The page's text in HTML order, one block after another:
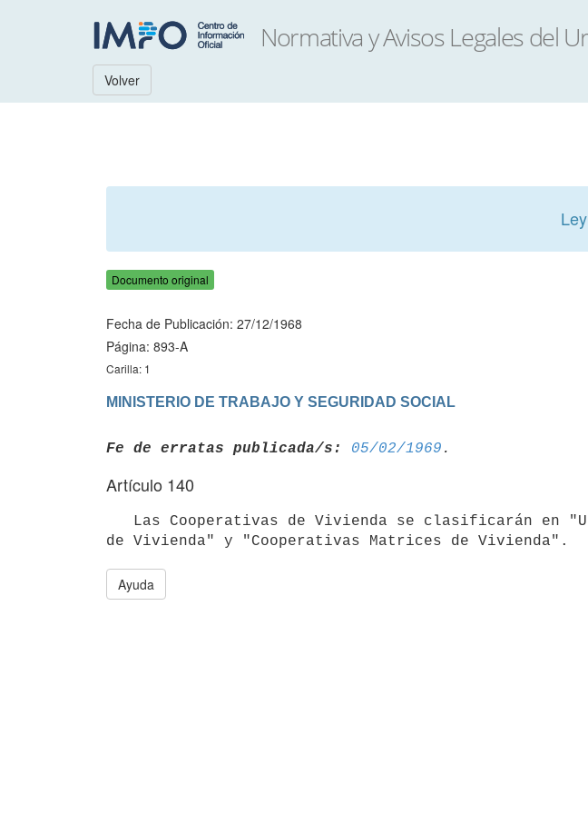
Volver
Ley
Documento original
Fecha de Publicación: 27/12/1968
Página: 893-A
Carilla: 1
MINISTERIO DE TRABAJO Y SEGURIDAD SOCIAL
Fe de erratas publicada/s: 05/02/1969
Artículo 140
de Vivienda" y "Cooperativas Matrices de Vivienda".
Ayuda